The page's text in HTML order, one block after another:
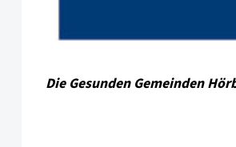
Die Gesunden Gemeinden